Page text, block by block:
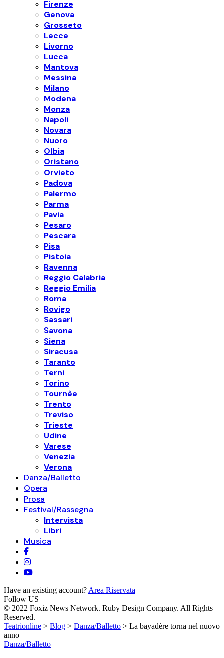
Firenze
Genova
Grosseto
Lecce
Livorno
Lucca
Mantova
Messina
Milano
Modena
Monza
Napoli
Novara
Nuoro
Olbia
Oristano
Orvieto
Padova
Palermo
Parma
Pavia
Pesaro
Pescara
Pisa
Pistoia
Ravenna
Reggio Calabria
Reggio Emilia
Roma
Rovigo
Sassari
Savona
Siena
Siracusa
Taranto
Terni
Torino
Tournèe
Trento
Treviso
Trieste
Udine
Varese
Venezia
Verona
Danza/Balletto
Opera
Prosa
Festival/Rassegna
Intervista
Libri
Musica
Have an existing account? Area Riservata
Follow US
© 2022 Foxiz News Network. Ruby Design Company. All Rights
Reserved.
Teatrionline > Blog > Danza/Balletto > La bayadère torna nel nuovo
anno
Danza/Balletto